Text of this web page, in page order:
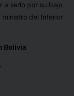
a serlo por su bajo
ministro del Interior
Bolivia